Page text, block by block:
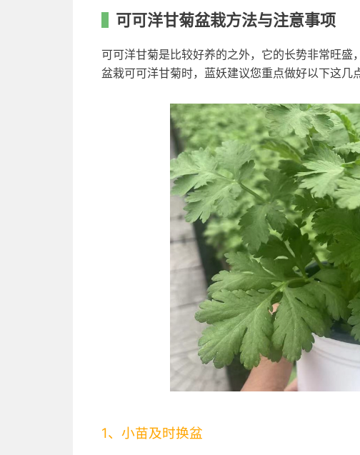
可可洋甘菊盆栽方法与注意事项
可可洋甘菊是比较好养的之外，它的长势非常旺盛
盆栽可可洋甘菊时，蓝妖建议您重点做好以下这几
1、小苗及时换盆